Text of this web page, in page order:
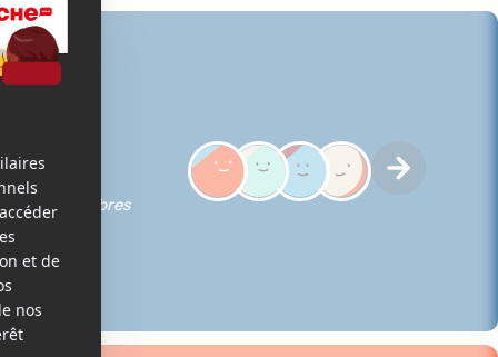
des membres